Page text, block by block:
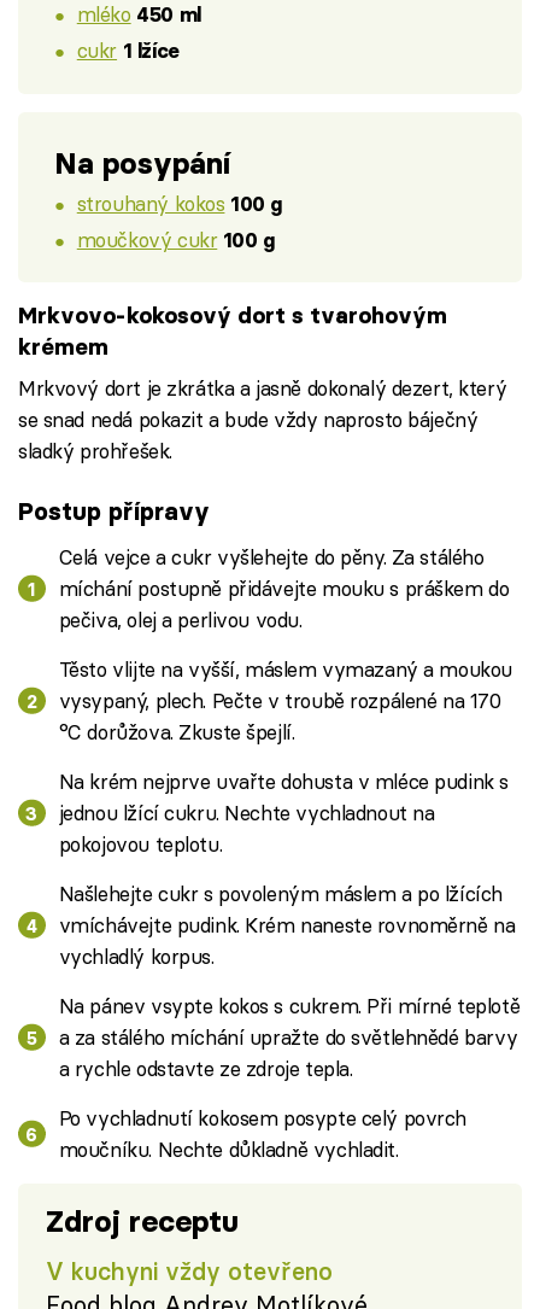
mléko 450 ml
cukr 1 lžíce
Na posypání
strouhaný kokos 100 g
moučkový cukr 100 g
Mrkvovo-kokosový dort s tvarohovým
krémem
Mrkvový dort je zkrátka a jasně dokonalý dezert, který
se snad nedá pokazit a bude vždy naprosto báječný
sladký prohřešek.
Postup přípravy
Celá vejce a cukr vyšlehejte do pěny. Za stálého
míchání postupně přidávejte mouku s práškem do
pečiva, olej a perlivou vodu.
Těsto vlijte na vyšší, máslem vymazaný a moukou
vysypaný, plech. Pečte v troubě rozpálené na 170
°C dorůžova. Zkuste špejlí.
Na krém nejprve uvařte dohusta v mléce pudink s
jednou lžící cukru. Nechte vychladnout na
pokojovou teplotu.
Našlehejte cukr s povoleným máslem a po lžících
vmíchávejte pudink. Krém naneste rovnoměrně na
vychladlý korpus.
Na pánev vsypte kokos s cukrem. Při mírné teplotě
a za stálého míchání upražte do světlehnědé barvy
a rychle odstavte ze zdroje tepla.
Po vychladnutí kokosem posypte celý povrch
moučníku. Nechte důkladně vychladit.
Zdroj receptu
V kuchyni vždy otevřeno